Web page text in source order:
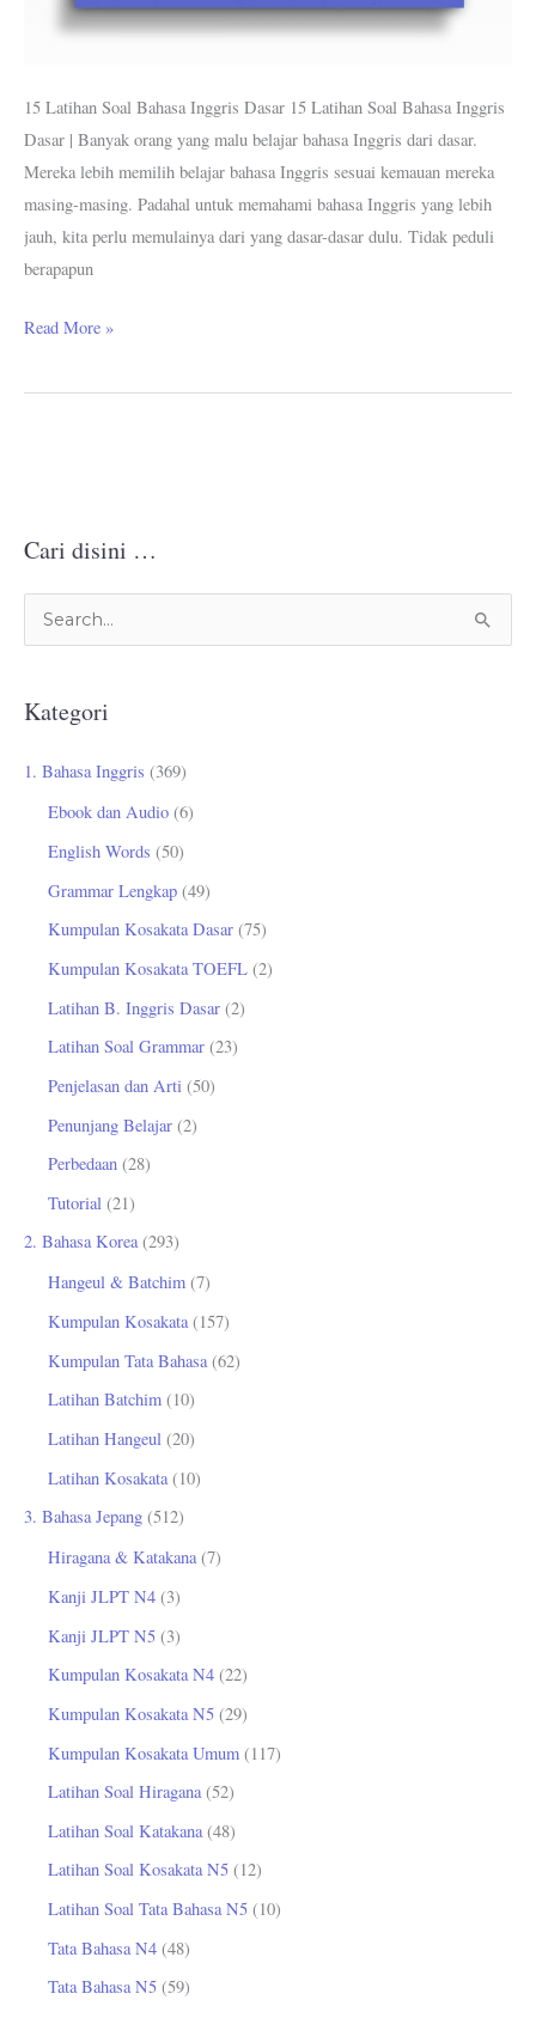
15 Latihan Soal Bahasa Inggris Dasar 15 Latihan Soal Bahasa Inggris
Dasar | Banyak orang yang malu belajar bahasa Inggris dari dasar.
Mereka lebih memilih belajar bahasa Inggris sesuai kemauan mereka
masing-masing. Padahal untuk memahami bahasa Inggris yang lebih
jauh, kita perlu memulainya dari yang dasar-dasar dulu. Tidak peduli
berapapun
Read More »
Cari disini …
i
u
Kategori
1. Bahasa Inggris (369)
Ebook dan Audio (6)
English Words (50)
Grammar Lengkap (49)
Kumpulan Kosakata Dasar (75)
Kumpulan Kosakata TOEFL (2)
Latihan B. Inggris Dasar (2)
Latihan Soal Grammar (23)
Penjelasan dan Arti (50)
Penunjang Belajar (2)
Perbedaan (28)
Tutorial (21)
2. Bahasa Korea(293)
Hangeul & Batchim (7)
Kumpulan Kosakata(157)
Kumpulan Tata Bahasa (62)
Latihan Batchim (10)
Latihan Hangeul (20)
Latihan Kosakata (10)
3. Bahasa Jepang (512)
Hiragana & Katakana(7)
Kanji JLPT N4 (3)
Kanji JLPT N5 (3)
Kumpulan Kosakata N4 (22)
Kumpulan Kosakata N5 (29)
Kumpulan Kosakata Umum (117)
Latihan Soal Hiragana(52)
Latihan Soal Katakana(48)
Latihan Soal Kosakata N5 (12)
Latihan Soal Tata Bahasa N5 (10)
Tata Bahasa N4 (48)
Tata Bahasa N5 (59)